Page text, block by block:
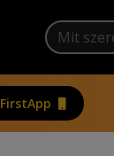
FirstApp